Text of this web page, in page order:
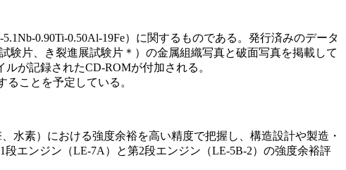
0.90Ti-0.50Al-19Fe）に関するものである。発行済みのデータ
験片、き裂進展試験片＊）の金属組織写真と破面写真を掲載して
が記録されたCD-ROMが付加される。
ことを予定している。
水素）における強度余裕を高い精度で把握し、構造設計や製造・
エンジン（LE-7A）と第2段エンジン（LE-5B-2）の強度余裕評